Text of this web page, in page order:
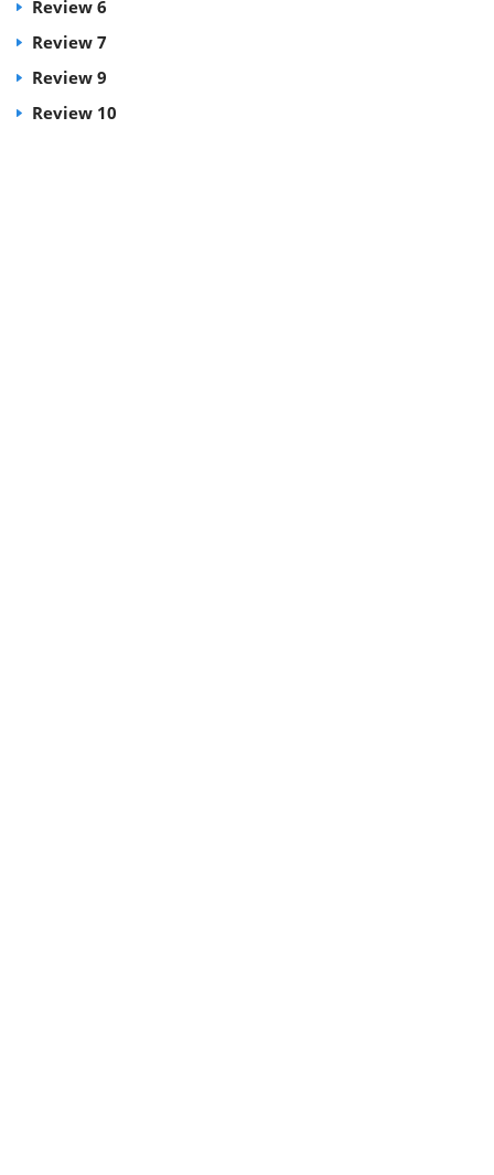
Review 6
Review 7
Review 9
Review 10